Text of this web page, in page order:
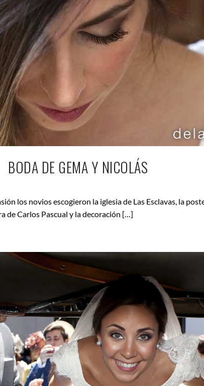
BODA DE GEMA Y NICOLÁS
los novios escogieron la iglesia de Las Esclavas, la
de Carlos Pascual y la decoración […]